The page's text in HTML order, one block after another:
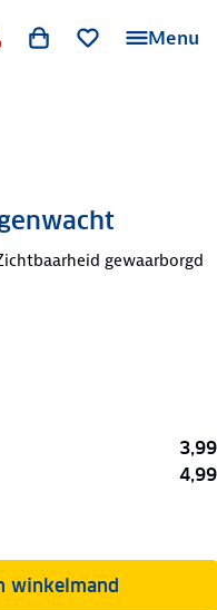
Menu
gewaarborgd
3,99
4,99
winkelmand